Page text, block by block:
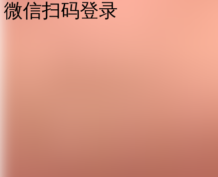
微信扫码登录